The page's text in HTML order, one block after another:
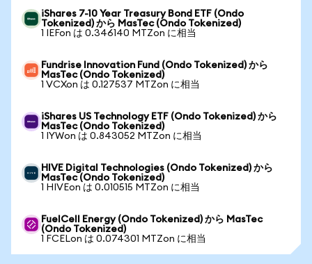
iShares 7-10 Year Treasury Bond ETF (Ondo
Tokenized) から MasTec (Ondo Tokenized)
1 IEFon は 0.346140 MTZon に相当
Fundrise Innovation Fund (Ondo Tokenized) から
MasTec (Ondo Tokenized)
1 VCXon は 0.127537 MTZon に相当
iShares US Technology ETF (Ondo Tokenized) から
MasTec (Ondo Tokenized)
1 IYWon は 0.843052 MTZon に相当
HIVE Digital Technologies (Ondo Tokenized) から
MasTec (Ondo Tokenized)
1 HIVEon は 0.010515 MTZon に相当
FuelCell Energy (Ondo Tokenized) から MasTec
(Ondo Tokenized)
1 FCELon は 0.074301 MTZon に相当